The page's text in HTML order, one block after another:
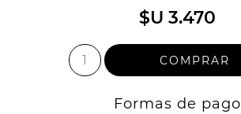
$U 3.470
Formas de pago